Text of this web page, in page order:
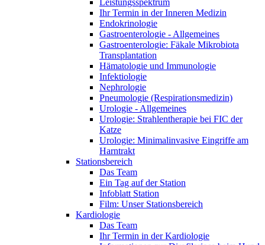
Leistungsspektrum
Ihr Termin in der Inneren Medizin
Endokrinologie
Gastroenterologie - Allgemeines
Gastroenterologie: Fäkale Mikrobiota
Transplantation
Hämatologie und Immunologie
Infektiologie
Nephrologie
Pneumologie (Respirationsmedizin)
Urologie - Allgemeines
Urologie: Strahlentherapie bei FIC der
Katze
Urologie: Minimalinvasive Eingriffe am
Harntrakt
Stationsbereich
Das Team
Ein Tag auf der Station
Infoblatt Station
Film: Unser Stationsbereich
Kardiologie
Das Team
Ihr Termin in der Kardiologie